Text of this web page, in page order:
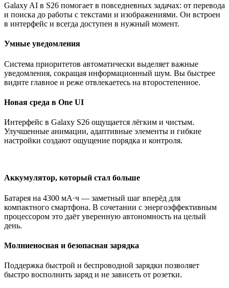
Galaxy AI в S26 помогает в повседневных задачах: от перевода
и поиска до работы с текстами и изображениями. Он встроен
в интерфейс и всегда доступен в нужный момент.
Умные уведомления
Система приоритетов автоматически выделяет важные
уведомления, сокращая информационный шум. Вы быстрее
видите главное и реже отвлекаетесь на второстепенное.
Новая среда в One UI
Интерфейс в Galaxy S26 ощущается лёгким и чистым.
Улучшенные анимации, адаптивные элементы и гибкие
настройки создают ощущение порядка и контроля.
Аккумулятор, который стал больше
Батарея на 4300 мА·ч — заметный шаг вперёд для
компактного смартфона. В сочетании с энергоэффективным
процессором это даёт уверенную автономность на целый
день.
Молниеносная и безопасная зарядка
Поддержка быстрой и беспроводной зарядки позволяет
быстро восполнить заряд и не зависеть от розетки.